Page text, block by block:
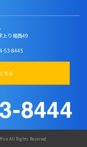
上り場西49
53-8445
ちら
All Rights Reserved.